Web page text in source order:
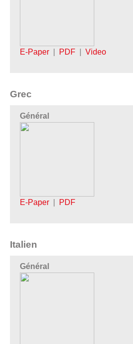
E-Paper PDF Video
Grec
Général
E-Paper PDF
Italien
Général